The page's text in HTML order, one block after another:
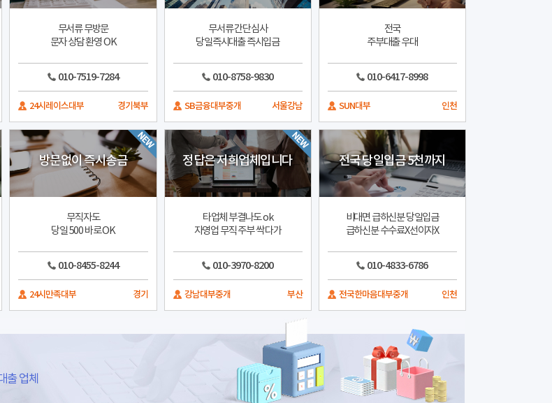
무서류 무방문
문자 상담 환영 OK
010-7519-7284
24시레이스대부 경기북부
무서류 간단심사
당일즉시대출 즉시입금
010-8758-9830
SB금융대부중개 서울강남
전국
주부대출 우대
010-6417-8998
SUN대부 인천
방문없이 즉시송금
무직자도
당일 500 바로 OK
010-8455-8244
24시만족대부 경기
정답은 저희업체입니다
타업체 부결나도 ok
자영업 무직 주부 싹 다가
010-3970-8200
강남대부중개 부산
전국 당일입금 5천까지
비대면 급하신분 당일입금
급하신분 수수료X선이자X
010-4833-6786
전국한마음대부중개 인천
출 업체